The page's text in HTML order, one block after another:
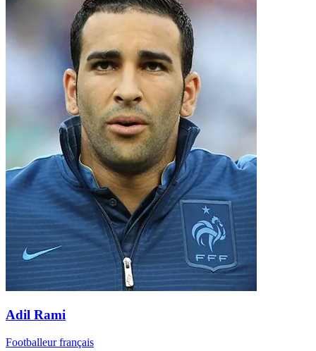
Adil Rami
Footballeur français